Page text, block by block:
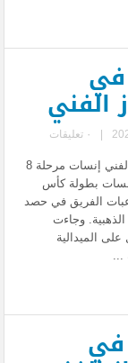
في
الفني
٠ تعليقات
واصل فريق الجمباز الفني إنسات مرحلة 8
بطولة كأس
الفريق في حصد
الذهبية. وجاءت
على الميدالية
...
في